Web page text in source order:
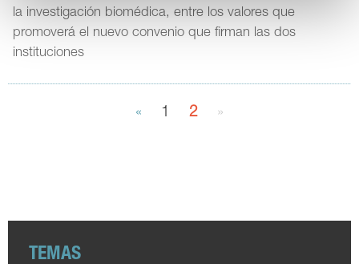
la investigación biomédica, entre los valores que
promoverá el nuevo convenio que firman las dos
instituciones
« 1 2 »
TEMAS